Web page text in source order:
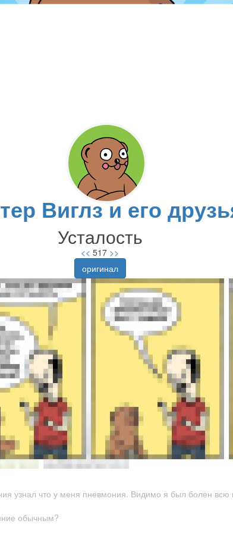
Виглз и его
Усталость
<< 517 >>
оригинал
узнал что у меня пневмония. Видимо я был болен
обычным?